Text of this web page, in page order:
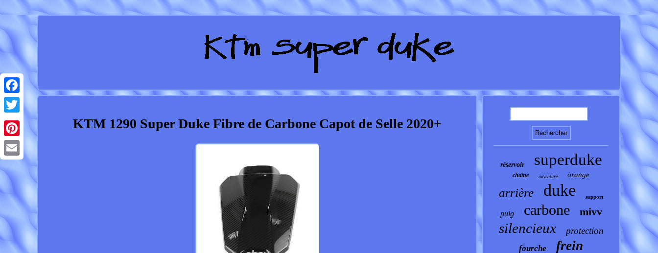
Facebook
Twitter
Pinterest
Email
KTM 1290 Super Duke Fibre de Carbone Capot de Selle 2020+
réservoir superduke
chaîne adventure orange
arrière duke support
puig carbone mivv
silencieux protection
fourche frein